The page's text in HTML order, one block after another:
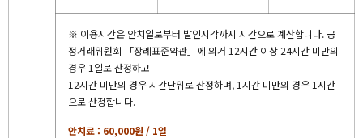
※ 이용시간은 안치일로부터 발인시각까지 시간으로 계산합니다. 공
정거래위원회 「장례표준약관」에 의거 12시간 이상 24시간 미만의
경우 1일로 산정하고
12시간 미만의 경우 시간단위로 산정하며, 1시간 미만의 경우 1시간
으로 산정합니다.
안치료 : 60,000원 / 1일